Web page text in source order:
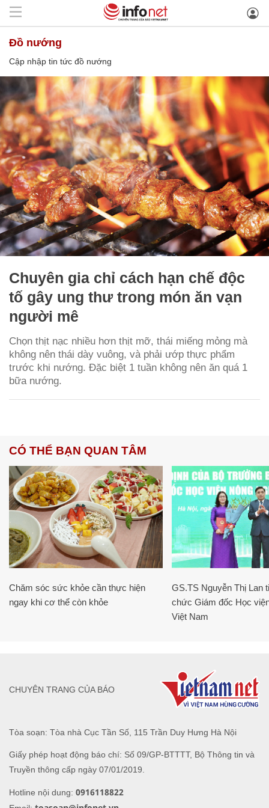
đồ nướng
Cập nhập tin tức đồ nướng
Chuyên gia chỉ cách hạn chế độc
tố gây ung thư trong món ăn vạn
người mê
Chọn thịt nạc nhiều hơn thịt mỡ, thái miếng mỏng mà
không nên thái dày vuông, và phải ướp thực phẩm
trước khi nướng. Đặc biệt 1 tuần không nên ăn quá 1
bữa nướng.
CÓ THỂ BẠN QUAN TÂM
Chăm sóc sức khỏe cần thực hiện
ngay khi cơ thể còn khỏe
GS.TS Nguyễn Thị Lan
chức Giám đốc Học
Việt Nam
Tòa soạn: Tòa nhà Cục Tần Số, 115 Trần Duy Hưng Hà Nội
Giấy phép hoạt động báo chí: Số 09/GP-BTTTT, Bộ Thông tin và
Truyền thông cấp ngày 07/01/2019.
Hotline nội dung: 0916118822
CHUYÊN TRANG CỦA BÁO